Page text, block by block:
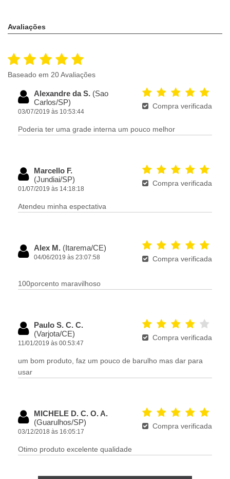
Avaliações
Baseado em 20 Avaliações
Alexandre da S. (Sao
Carlos/SP)
03/07/2019 às 10:53:44
Compra verificada
Poderia ter uma grade interna um pouco melhor
Marcello F.
(Jundiai/SP)
01/07/2019 às 14:18:18
Compra verificada
Atendeu minha espectativa
Alex M. (Itarema/CE)
04/06/2019 às 23:07:58 Compra verificada
100porcento maravilhoso
Paulo S. C. C.
(Varjota/CE)
11/01/2019 às 00:53:47
Compra verificada
um bom produto, faz um pouco de barulho mas dar para
usar
MICHELE D. C. O. A.
(Guarulhos/SP)
03/12/2018 às 16:05:17
Compra verificada
Otimo produto excelente qualidade